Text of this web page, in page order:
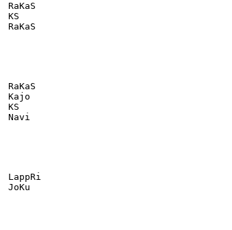
RaKaS
KS
RaKaS
Kajo
KS
LappRi